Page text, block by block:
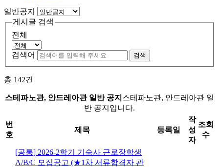
일반공지
게시글 검색
전체
검색어 검색
총 142건
스테파노관, 안드레아관 일반 공지 스테파노관, 안드레아관 일
반 공지입니다.
번
호
제목 등록일
작
성
자
조회
수
[공통] 2026-2학기 기숙사 근로장학생
A/B/C 모집공고 (★1차 서류합격자 관